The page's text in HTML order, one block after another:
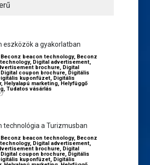
eszközök a gyakorlatban
Beconz beacon technology, Beconz
, Digital advertisement,
brochure, Digital
Digital coupon brochure, Digitális
kuponfüzet, Digitális
, Helyalapú marketing, Helyfüggő
, Tudatos vásárlás
technológia a Turizmusban
Beconz beacon technology, Beconz
, Digital advertisement,
brochure, Digital
Digital coupon brochure, Digitális
kuponfüzet, Digitális